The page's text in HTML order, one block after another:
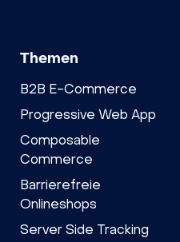
Themen
B2B E-Commerce
Progressive Web App
Composable
Commerce
Barrierefreie
Onlineshops
Server Side Tracking